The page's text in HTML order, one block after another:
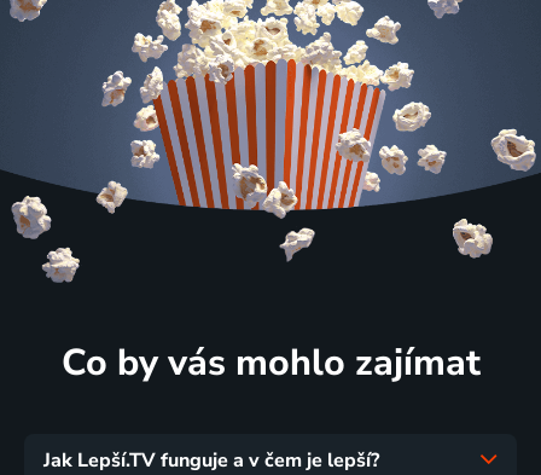
Co by vás mohlo zajímat
Jak Lepší.TV funguje a v čem je lepší?